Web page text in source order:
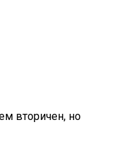
вторичен, но